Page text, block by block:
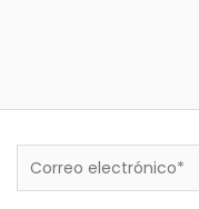
electrónico*